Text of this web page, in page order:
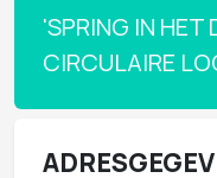
'SPRING IN HET
CIRCULAIRE